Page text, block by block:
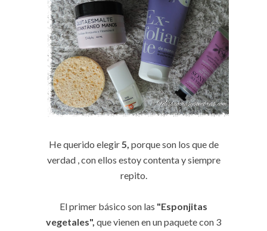
He querido elegir5, porque son los que de
verdad , con ellos estoy contenta y siempre
repito.
El primer básico son las "Esponjitas
vegetales", que vienen en un paquete con 3